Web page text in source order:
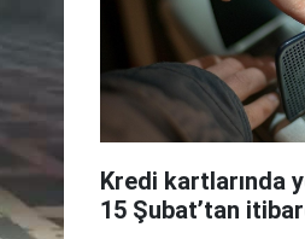
Kredi kartlarında
15 Şubat’tan